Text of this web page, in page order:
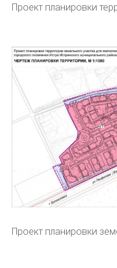
Проект планировки
Проект планировки